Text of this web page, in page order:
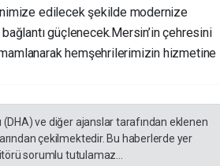
edilecek şekilde modernize
güçlenecek. ​Mersin’in çehresini
hemşehrilerimizin hizmetine
(DHA) ve diğer ajanslar tarafından eklenen
çekilmektedir. Bu haberlerde yer
sorumlu tutulamaz...